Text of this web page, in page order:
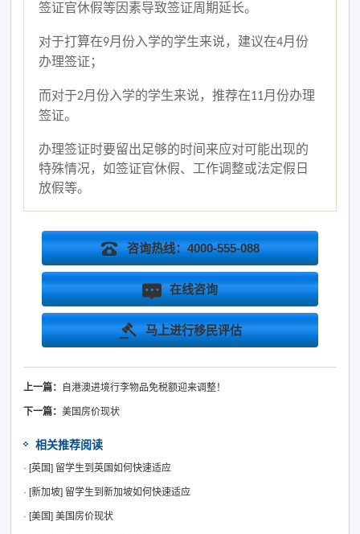
签证官休假等因素导致签证周期延长。
对于打算在9月份入学的学生来说，建议在4月份
办理签证；
而对于2月份入学的学生来说，推荐在11月份办理
签证。
办理签证时要留出足够的时间来应对可能出现的
特殊情况，如签证官休假、工作调整或法定假日
放假等。
咨询热线：4000-555-088
在线咨询
马上进行移民评估
上一篇： 自港澳进境行李物品免税额迎来调整！
下一篇：美国房价现状
相关推荐阅读
· [英国] 留学生到英国如何快速适应
· [新加坡] 留学生到新加坡如何快速适应
· [美国] 美国房价现状